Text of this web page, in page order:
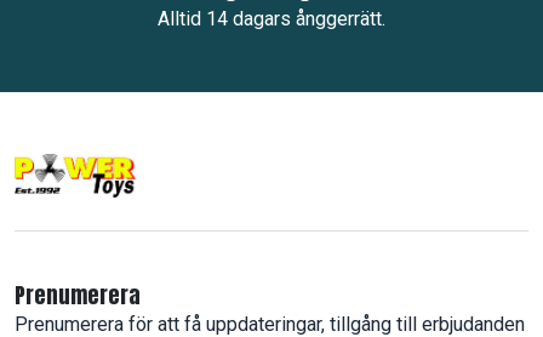
Alltid 14 dagars ånggerrätt.
Prenumerera
Prenumerera för att få uppdateringar, tillgång till erbjudanden